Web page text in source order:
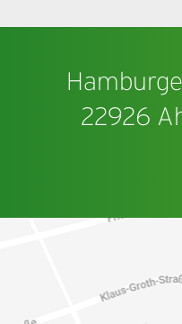
22926